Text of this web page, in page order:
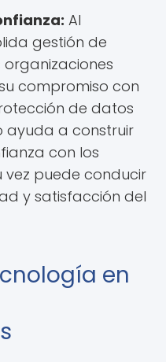
Al
gestión de
organizaciones
compromiso con
de datos
ayuda a construir
con los
vez puede conducir
y satisfacción del
en